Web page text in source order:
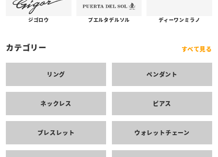
ジゴロウ プエルタデルソル ディーワンミラノ
カテゴリー すべて見る
リング ペンダント
ネックレス ピアス
ブレスレット ウォレットチェーン